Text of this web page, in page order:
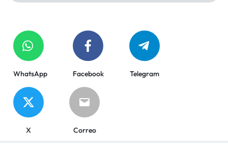
WhatsApp Facebook Telegram
X Correo